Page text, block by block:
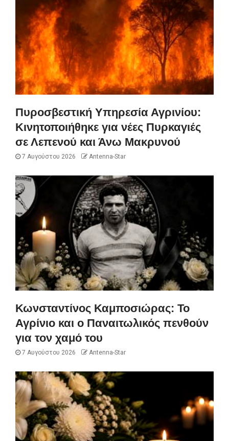
Πυροσβεστική Υπηρεσία Αγρινίου:
Κινητοποιήθηκε για νέες Πυρκαγιές
σε Λεπενού και Άνω Μακρυνού
7 Αυγούστου 2026 Antenna-Star
Κωνσταντίνος Καμποσιώρας: Το
Αγρίνιο και ο Παναιτωλικός πενθούν
για τον χαμό του
7 Αυγούστου 2026 Antenna-Star